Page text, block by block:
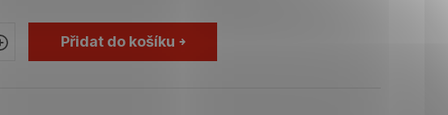
Přidat do košíku